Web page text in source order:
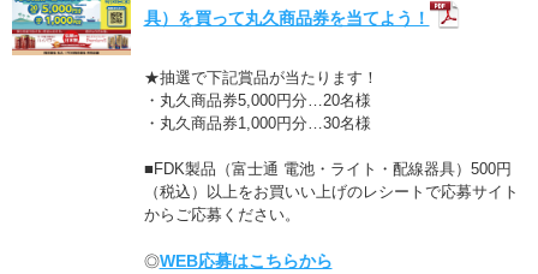
具）を買って丸久商品券を当てよう！
★抽選で下記賞品が当たります！
・丸久商品券5,000円分…20名様
・丸久商品券1,000円分…30名様
■FDK製品（富士通 電池・ライト・配線器具）500円
（税込）以上をお買いい上げのレシートで応募サイト
からご応募ください。
◎WEB応募はこちらから